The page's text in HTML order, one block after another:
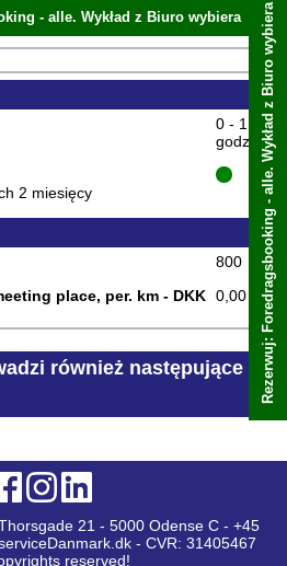
Rezerwuj: Foredragsbooking - alle. Wykład z Biuro wybiera
- alle. Wykład z Biuro wybiera
0 - 1
godzin
2 miesięcy
800
place, per. km - DKK 0,00
również następujące
Rezerwuj teraz
21 - 5000 Odense C - +45
- CVR: 31405467
reserved!